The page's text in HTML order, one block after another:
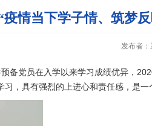
疫情当下学子情、筑梦
发布者
备党员在入学以来学习成绩优异，
，具有强烈的上进心和责任感，是一